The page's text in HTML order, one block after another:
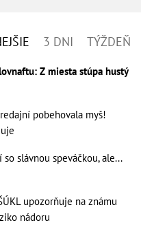
3 DNI TÝŽDEŇ
Z miesta stúpa hustý
pobehovala myš!
slávnou speváčkou, ale...
upozorňuje na známu
nádoru